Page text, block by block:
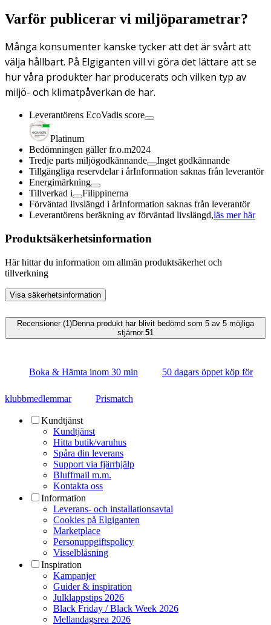
Varför publicerar vi miljöparametrar?
Många konsumenter kanske tycker att det är svårt att
välja hållbart. På Elgiganten vill vi göra det lättare att se
hur våra produkter har producerats och vilken typ av
miljö- och klimatpåverkan de har.
Leverantörens EcoVadis score
Platinum
Bedömningen gäller fr.o.m2024
Tredje parts miljögodkännande
Inget godkännande
Tillgängliga reservdelar i årInformation saknas från leverantör
Energimärkning
Tillverkad i
Filippinerna
Förväntad livslängd i årInformation saknas från leverantör
Leverantörens beräkning av förväntad livslängd,läs mer här
Produktsäkerhetsinformation
Här hittar du information om allmän produktsäkerhet och
tillverkning
Visa säkerhetsinformation
Recensioner (1)Denna produkt har blivit bedömd som 5 av 5 möjliga
stjärnor.51
Boka & Hämta inom 30 min 50 dagars öppet köp för
klubbmedlemmar Prismatch
Kundtjänst
Kundtjänst
Hitta butik/varuhus
Spåra din leverans
Support via fjärrhjälp
Bluffmail m.m.
Kontakta oss
Information
Leverans- och installationsavtal
Cookies på Elgiganten
Marketplace
Personuppgiftspolicy
Visselblåsning
Inspiration
Kampanjer
Guider & inspiration
Julklappstips 2026
Black Friday / Black Week 2026
Mellandagsrea 2026